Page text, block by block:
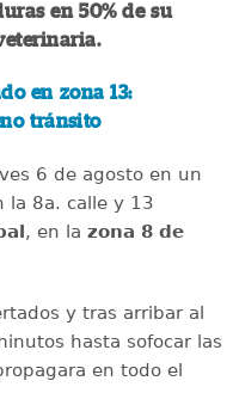
en 50% de su
en zona 13:
tránsito
6 de agosto en un
la 8a. calle y 13
, en la zona 8 de
y tras arribar al
hasta sofocar las
en todo el